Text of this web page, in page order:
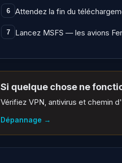
6 Attendez la fin du
7 Lancez MSFS — les avions
Si quelque chose ne
Vérifiez VPN, antivirus et chemin
Dépannage →